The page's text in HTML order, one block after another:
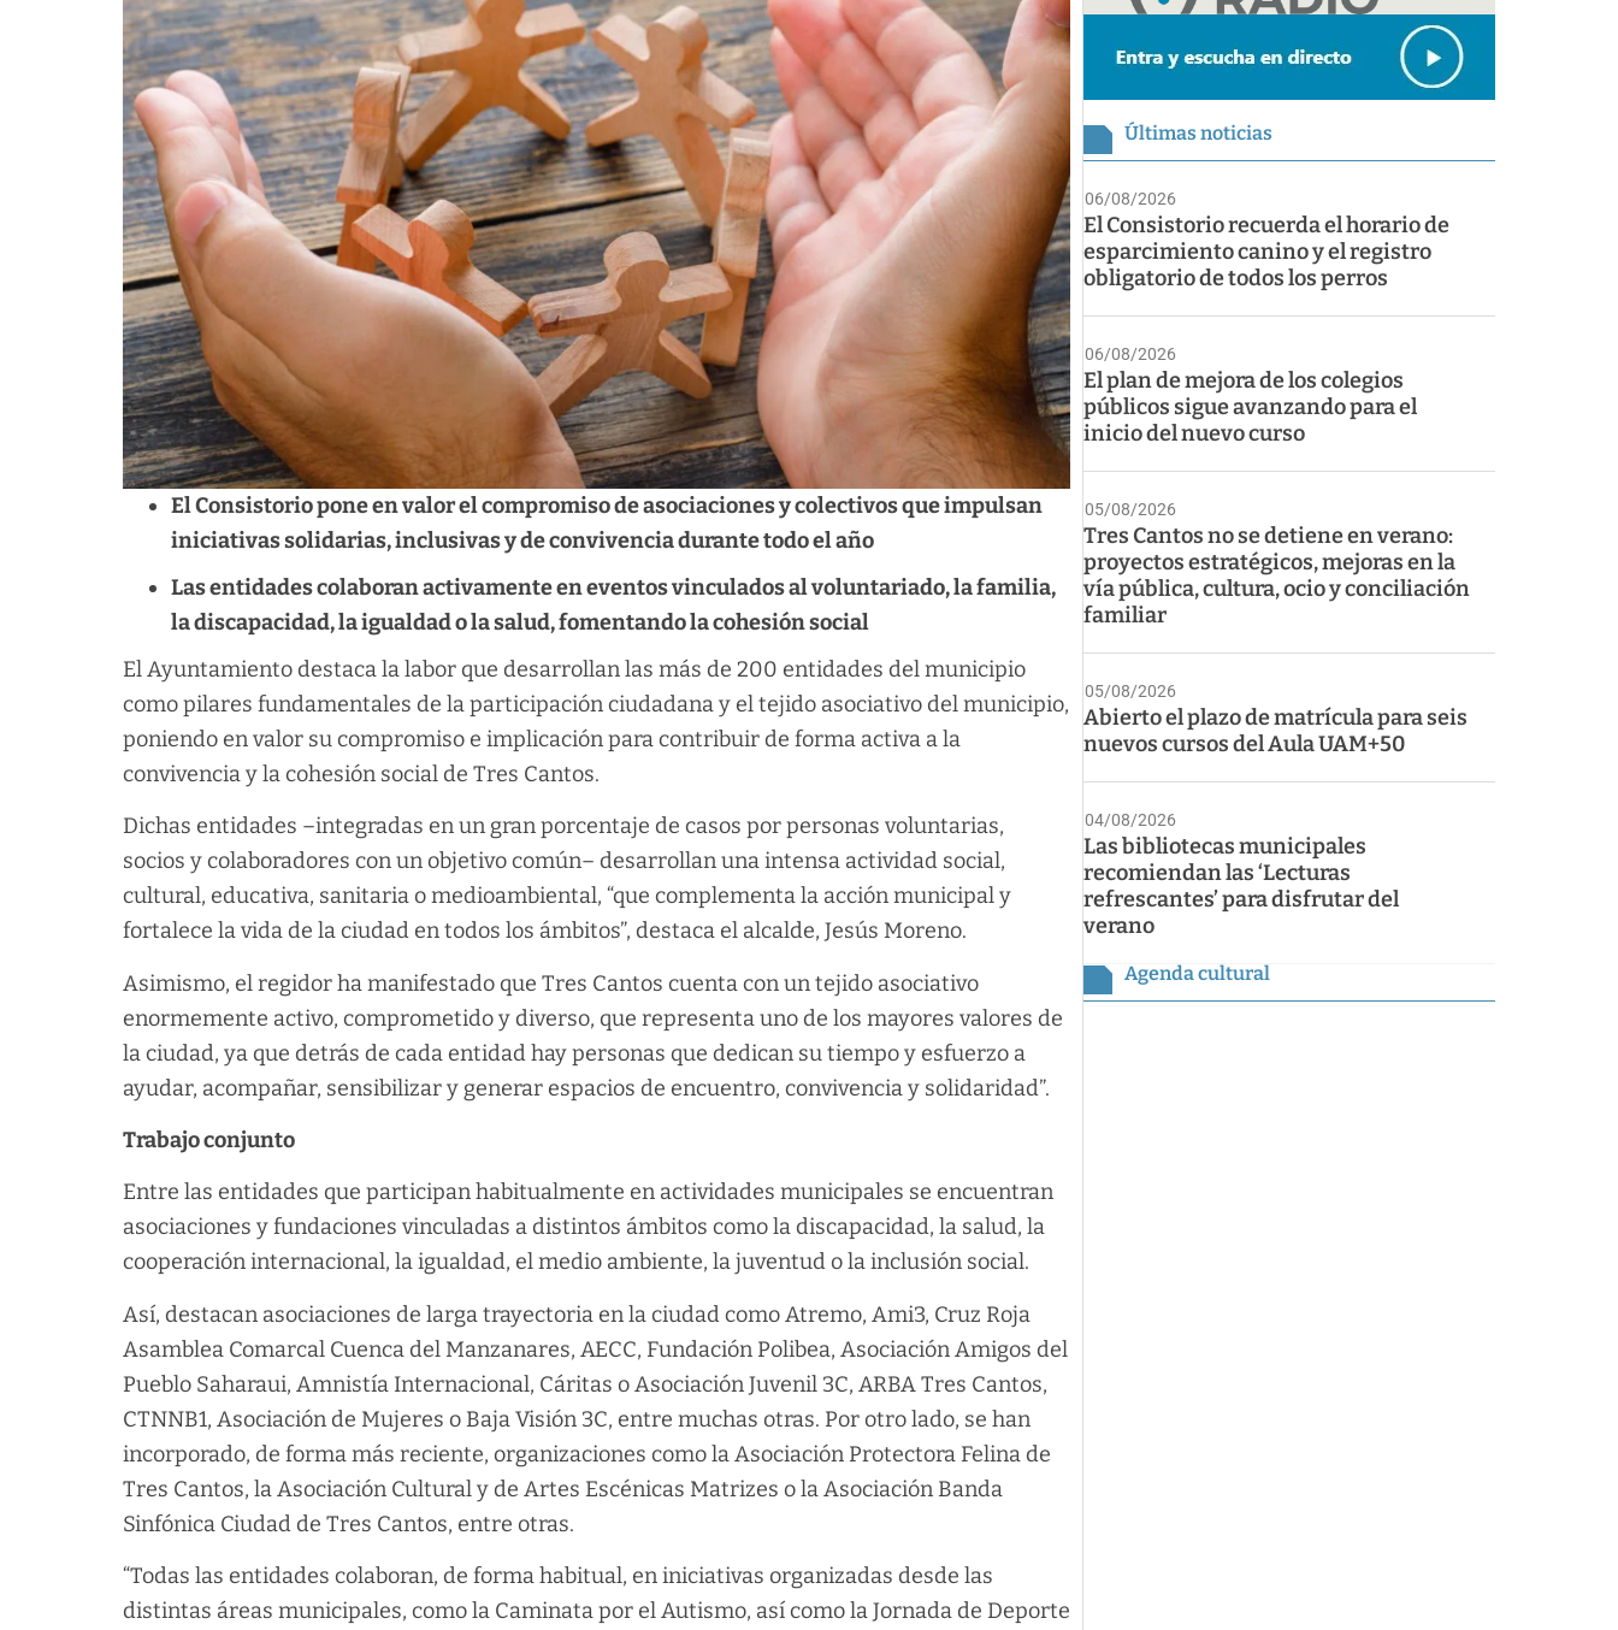
El Consistorio pone en valor el compromiso de asociaciones y colectivos que impulsan
iniciativas solidarias, inclusivas y de convivencia durante todo el año
Las entidades colaboran activamente en eventos vinculados al voluntariado, la familia,
la discapacidad, la igualdad o la salud, fomentando la cohesión social
El Ayuntamiento destaca la labor que desarrollan las más de 200 entidades del municipio
como pilares fundamentales de la participación ciudadana y el tejido asociativo del municipio,
poniendo en valor su compromiso e implicación para contribuir de forma activa a la
convivencia y la cohesión social de Tres Cantos.
Dichas entidades –integradas en un gran porcentaje de casos por personas voluntarias,
socios y colaboradores con un objetivo común– desarrollan una intensa actividad social,
cultural, educativa, sanitaria o medioambiental, “que complementa la acción municipal y
fortalece la vida de la ciudad en todos los ámbitos”, destaca el alcalde, Jesús Moreno.
Asimismo, el regidor ha manifestado que Tres Cantos cuenta con un tejido asociativo
enormemente activo, comprometido y diverso, que representa uno de los mayores valores de
la ciudad, ya que detrás de cada entidad hay personas que dedican su tiempo y esfuerzo a
ayudar, acompañar, sensibilizar y generar espacios de encuentro, convivencia y solidaridad”.
Trabajo conjunto
Entre las entidades que participan habitualmente en actividades municipales se encuentran
asociaciones y fundaciones vinculadas a distintos ámbitos como la discapacidad, la salud, la
cooperación internacional, la igualdad, el medio ambiente, la juventud o la inclusión social.
Así, destacan asociaciones de larga trayectoria en la ciudad como Atremo, Ami3, Cruz Roja
Asamblea Comarcal Cuenca del Manzanares, AECC, Fundación Polibea, Asociación Amigos del
Pueblo Saharaui, Amnistía Internacional, Cáritas o Asociación Juvenil 3C, ARBA Tres Cantos,
CTNNB1, Asociación de Mujeres o Baja Visión 3C, entre muchas otras. Por otro lado, se han
incorporado, de forma más reciente, organizaciones como la Asociación Protectora Felina de
Tres Cantos, la Asociación Cultural y de Artes Escénicas Matrizes o la Asociación Banda
Sinfónica Ciudad de Tres Cantos, entre otras.
“Todas las entidades colaboran, de forma habitual, en iniciativas organizadas desde las
distintas áreas municipales, como la Caminata por el Autismo, así como la Jornada de Deporte
Últimas noticias
06/08/2026
El Consistorio recuerda el horario de
esparcimiento canino y el registro
obligatorio de todos los perros
06/08/2026
El plan de mejora de los colegios
públicos sigue avanzando para el
inicio del nuevo curso
05/08/2026
Tres Cantos no se detiene en verano:
proyectos estratégicos, mejoras en la
vía pública, cultura, ocio y conciliación
familiar
05/08/2026
Abierto el plazo de matrícula para seis
nuevos cursos del Aula UAM+50
04/08/2026
Las bibliotecas municipales
recomiendan las ‘Lecturas
refrescantes’ para disfrutar del
verano
Agenda cultural